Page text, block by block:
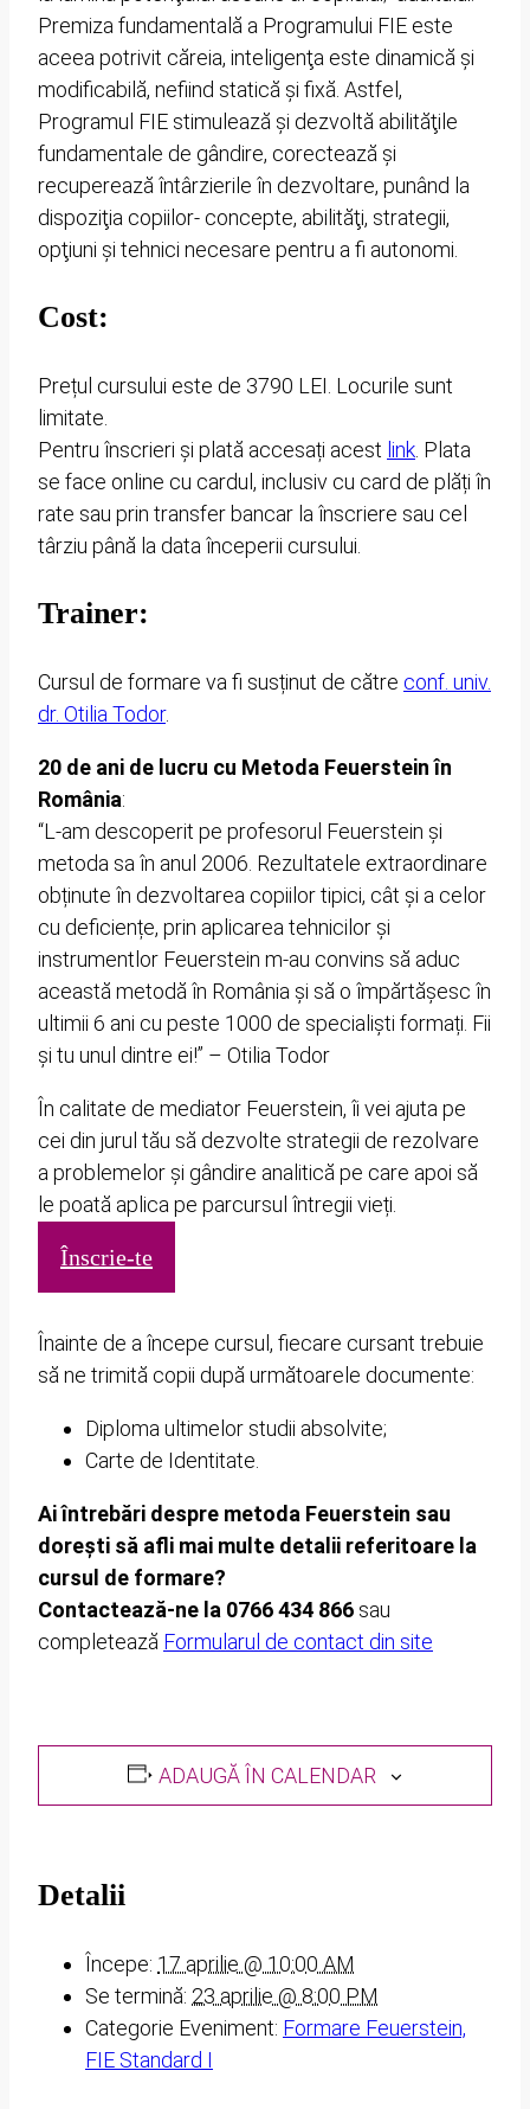
Premiza fundamentală a Programului FIE este
aceea potrivit căreia, inteligenţa este dinamică şi
modificabilă, nefiind statică şi fixă. Astfel,
Programul FIE stimulează și dezvoltă abilităţile
fundamentale de gândire, corectează și
recuperează întârzierile în dezvoltare, punând la
dispoziţia copiilor- concepte, abilităţi, strategii,
opţiuni şi tehnici necesare pentru a fi autonomi.
Cost:
Prețul cursului este de 3790 LEI. Locurile sunt
limitate.
Pentru înscrieri și plată accesați acest link. Plata
se face online cu cardul, inclusiv cu card de plăți în
rate sau prin transfer bancar la înscriere sau cel
târziu până la data începerii cursului.
Trainer:
Cursul de formare va fi susținut de către conf. univ.
dr. Otilia Todor.
20 de ani de lucru cu Metoda Feuerstein în
România:
“L-am descoperit pe profesorul Feuerstein și
metoda sa în anul 2006. Rezultatele extraordinare
obținute în dezvoltarea copiilor tipici, cât și a celor
cu deficiențe, prin aplicarea tehnicilor și
instrumentlor Feuerstein m-au convins să aduc
această metodă în România și să o împărtășesc în
ultimii 6 ani cu peste 1000 de specialiști formați. Fii
și tu unul dintre ei!” – Otilia Todor
În calitate de mediator Feuerstein, îi vei ajuta pe
cei din jurul tău să dezvolte strategii de rezolvare
a problemelor și gândire analitică pe care apoi să
le poată aplica pe parcursul întregii vieți.
Înscrie-te
Înainte de a începe cursul, fiecare cursant trebuie
să ne trimită copii după următoarele documente:
Diploma ultimelor studii absolvite;
Carte de Identitate.
Ai întrebări despre metoda Feuerstein sau
dorești să afli mai multe detalii referitoare la
cursul de formare?
Contactează-ne la 0766 434 866 sau
completează Formularul de contact din site
ADAUGĂ ÎN CALENDAR
Detalii
Începe: 17 aprilie @ 10:00 AM
Se termină: 23 aprilie @ 8:00 PM
Categorie Eveniment: Formare Feuerstein,
FIE Standard I